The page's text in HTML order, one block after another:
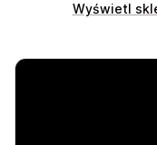
Wyświetl